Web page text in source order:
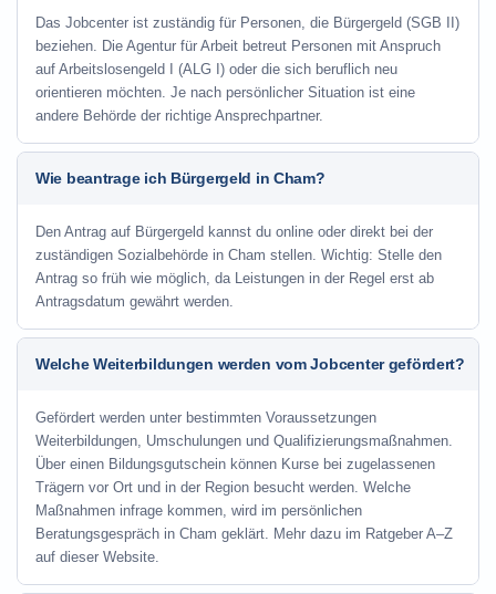
Das Jobcenter ist zuständig für Personen, die Bürgergeld (SGB II)
beziehen. Die Agentur für Arbeit betreut Personen mit Anspruch
auf Arbeitslosengeld I (ALG I) oder die sich beruflich neu
orientieren möchten. Je nach persönlicher Situation ist eine
andere Behörde der richtige Ansprechpartner.
Wie beantrage ich Bürgergeld in Cham?
Den Antrag auf Bürgergeld kannst du online oder direkt bei der
zuständigen Sozialbehörde in Cham stellen. Wichtig: Stelle den
Antrag so früh wie möglich, da Leistungen in der Regel erst ab
Antragsdatum gewährt werden.
Welche Weiterbildungen werden vom Jobcenter gefördert?
Gefördert werden unter bestimmten Voraussetzungen
Weiterbildungen, Umschulungen und Qualifizierungsmaßnahmen.
Über einen Bildungsgutschein können Kurse bei zugelassenen
Trägern vor Ort und in der Region besucht werden. Welche
Maßnahmen infrage kommen, wird im persönlichen
Beratungsgespräch in Cham geklärt. Mehr dazu im Ratgeber A–Z
auf dieser Website.